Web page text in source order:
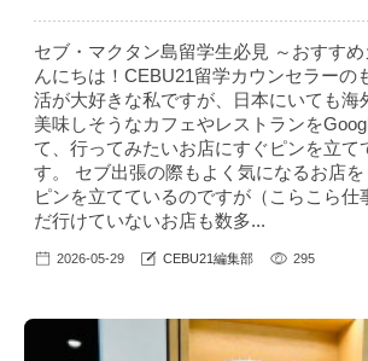
セブ・マクタン島留学生必見 ～おすす
んにちは！CEBU21留学カウンセラーの
活が大好きな私ですが、日本にいても海
美味しそうなカフェやレストランを
て、行ってみたいお店にすぐピンを立て
す。 セブ出張の際もよく気になるお店
ピンを立てているのですが（こらこら仕
だ行けていないお店も数多...
2026-05-29 CEBU21編集部 295